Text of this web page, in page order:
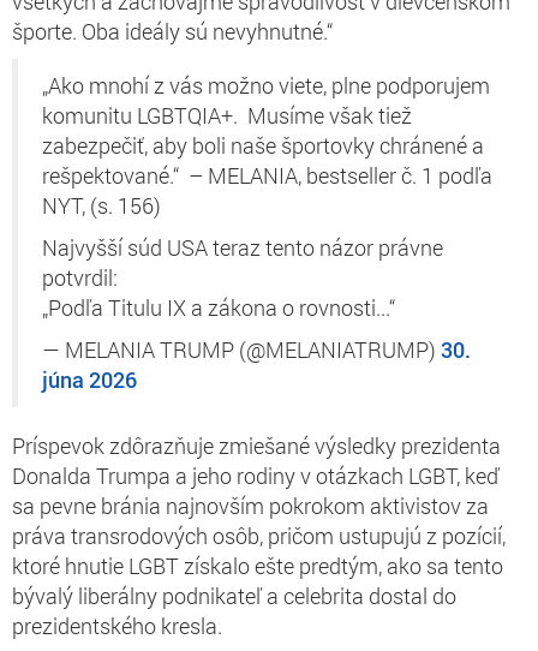
športe. Oba ideály sú nevyhnutné.“
„Ako mnohí z vás možno viete, plne podporujem
komunitu LGBTQIA+. Musíme však tiež
zabezpečiť, aby boli naše športovky chránené a
rešpektované.“ – MELANIA, bestseller č. 1 podľa
NYT, (s. 156)
Najvyšší súd USA teraz tento názor právne
potvrdil:
„Podľa Titulu IX a zákona o rovnosti...“
— MELANIA TRUMP (@MELANIATRUMP) 30.
júna 2026
Príspevok zdôrazňuje zmiešané výsledky prezidenta
Donalda Trumpa a jeho rodiny v otázkach LGBT, keď
sa pevne bránia najnovším pokrokom aktivistov za
práva transrodových osôb, pričom ustupujú z pozícií,
ktoré hnutie LGBT získalo ešte predtým, ako sa tento
bývalý liberálny podnikateľ a celebrita dostal do
prezidentského kresla.